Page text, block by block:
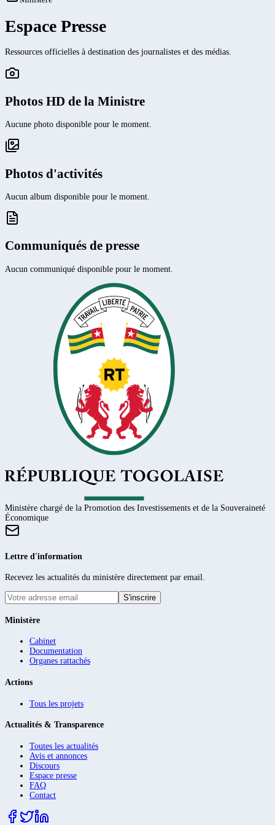
Espace Presse
Ressources officielles à destination des journalistes et des médias.
Photos HD de la Ministre
Aucune photo disponible pour le moment.
Photos d'activités
Aucun album disponible pour le moment.
Communiqués de presse
Aucun communiqué disponible pour le moment.
Ministère chargé de la Promotion des Investissements et de la Souveraineté
Économique
Lettre d'information
Recevez les actualités du ministère directement par email.
S'inscrire
Ministère
Cabinet
Documentation
Organes rattachés
Actions
Tous les projets
Actualités & Transparence
Toutes les actualités
Avis et annonces
Discours
Espace presse
FAQ
Contact